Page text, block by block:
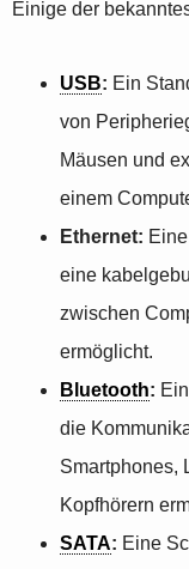
Einige der
USB: Ein
von
Mäusen und
einem
Ethernet:
eine
zwischen
ermöglicht.
Bluetooth:
die
Smartphones,
Kopfhörern
SATA: Eine